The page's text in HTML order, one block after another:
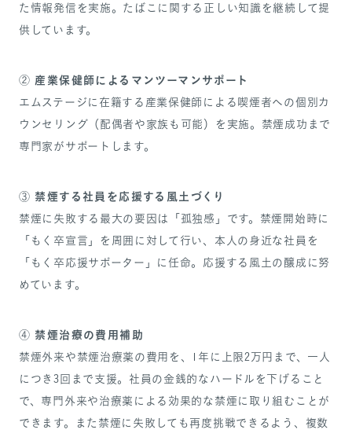
た情報発信を実施。たばこに関する正しい知識を継続して提
供しています。
② 産業保健師によるマンツーマンサポート
エムステージに在籍する産業保健師による喫煙者への個別カ
ウンセリング（配偶者や家族も可能）を実施。禁煙成功まで
専門家がサポートします。
③ 禁煙する社員を応援する風土づくり
禁煙に失敗する最大の要因は「孤独感」です。禁煙開始時に
「もく卒宣言」を周囲に対して行い、本人の身近な社員を
「もく卒応援サポーター」に任命。応援する風土の醸成に努
めています。
④ 禁煙治療の費用補助
禁煙外来や禁煙治療薬の費用を、1年に上限2万円まで、一人
につき3回まで支援。社員の金銭的なハードルを下げること
で、専門外来や治療薬による効果的な禁煙に取り組むことが
できます。また禁煙に失敗しても再度挑戦できるよう、複数